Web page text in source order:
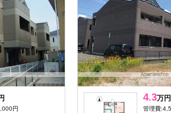
円
4.3万円
管理費